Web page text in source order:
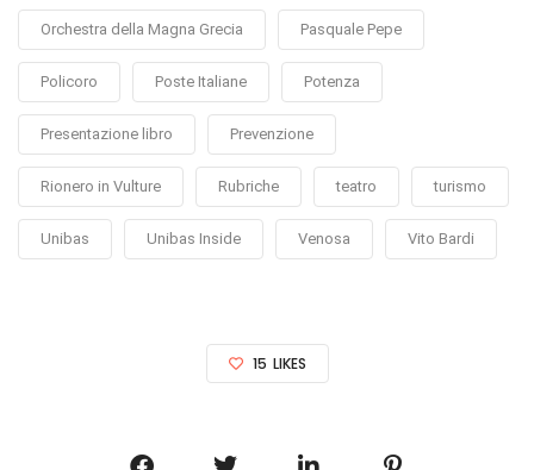
Orchestra della Magna Grecia Pasquale Pepe
Policoro Poste Italiane Potenza
Presentazione libro Prevenzione
Rionero in Vulture Rubriche teatro turismo
Unibas Unibas Inside Venosa Vito Bardi
15 LIKES